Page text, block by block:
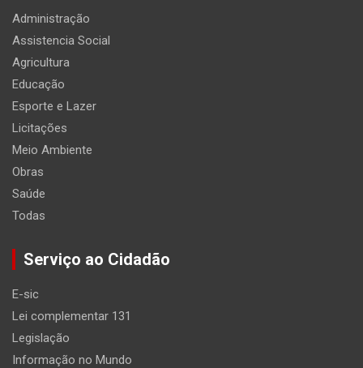
Administração
Assistencia Social
Agricultura
Educação
Esporte e Lazer
Licitações
Meio Ambiente
Obras
Saúde
Todas
Serviço ao Cidadão
E-sic
Lei complementar 131
Legislação
Informação no Mundo